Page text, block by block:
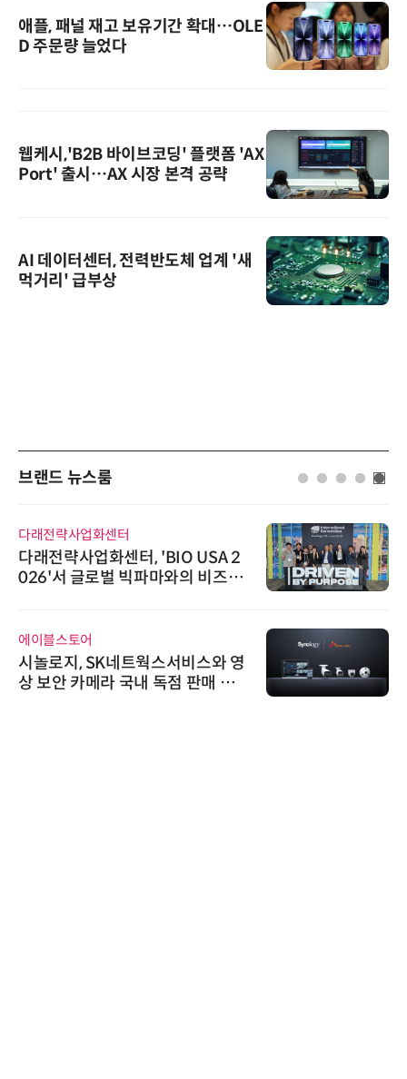
애플, 패널 재고 보유기간 확대…OLE
D 주문량 늘었다
웹케시,'B2B 바이브코딩' 플랫폼 'AX
Port' 출시…AX 시장 본격 공략
AI 데이터센터, 전력반도체 업계 '새
먹거리' 급부상
브랜드 뉴스룸
다래전략사업화센터
다래전략사업화센터, 'BIO USA 2
026'서 글로벌 빅파마와의 비즈니
에이블스토어
시놀로지, SK네트웍스서비스와 영
상 보안 카메라 국내 독점 판매 파